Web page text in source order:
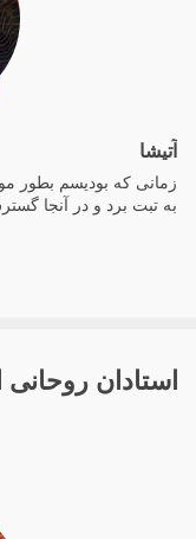
آتیشا
زمانی که بودیسم بطور
به تبت برد و در آنجا
استادان روحانی